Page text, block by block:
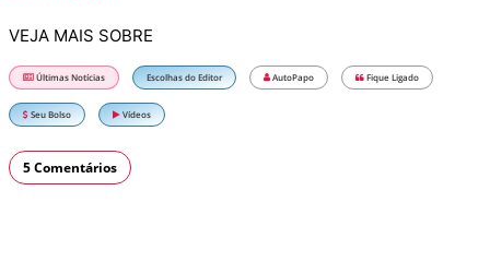
VEJA MAIS SOBRE
Últimas Notícias Escolhas do Editor AutoPapo Fique Ligado
Seu Bolso Vídeos
5 Comentários